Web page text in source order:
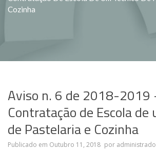
Cozinha
Aviso n. 6 de 2018-2019
Contratação de Escola de
de Pastelaria e Cozinha
Publicado em Outubro 11, 2018 por